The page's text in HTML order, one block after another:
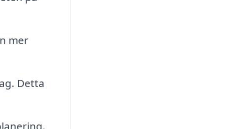
mer
Detta